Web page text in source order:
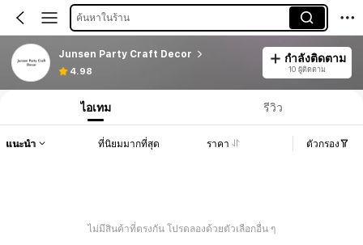
ค้นหาในร้าน
Junsen Party Craft Decor
4.98
กำลังติดตาม
10 ผู้ติดตาม
ไอเทม รีวิว
แนะนำ ที่นิยมมากที่สุด ราคา ตัวกรอง
ไม่มีสินค้าที่ตรงกัน โปรดลองด้วยตัวเลือกอื่น ๆ